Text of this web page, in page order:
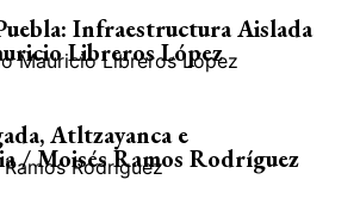
Infraestructura Aislada
Libreros López
Mauricio Libreros López
Atltzayanca e
/ Moisés Ramos Rodríguez
Rodríguez